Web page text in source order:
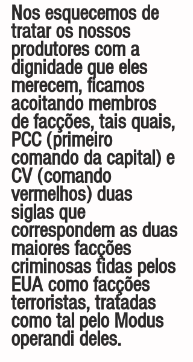
Nos esquecemos de
tratar os nossos
produtores com a
dignidade que eles
merecem, ficamos
acoitando membros
de facções, tais quais,
PCC (primeiro
comando da capital) e
CV (comando
vermelhos) duas
siglas que
correspondem as duas
maiores facções
criminosas tidas pelos
EUA como facções
terroristas, tratadas
como tal pelo Modus
operandi deles.